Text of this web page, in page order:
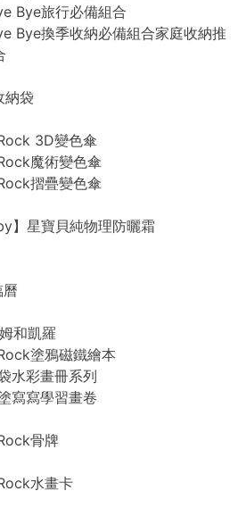
Bye旅行必備組合
Bye換季收納必備組合家庭收納推
納袋
3D變色傘
魔術變色傘
摺疊變色傘
】星寶貝純物理防曬霜
曆
和凱羅
塗鴉磁鐵繪本
水彩畫冊系列
寫寫學習畫卷
骨牌
水畫卡